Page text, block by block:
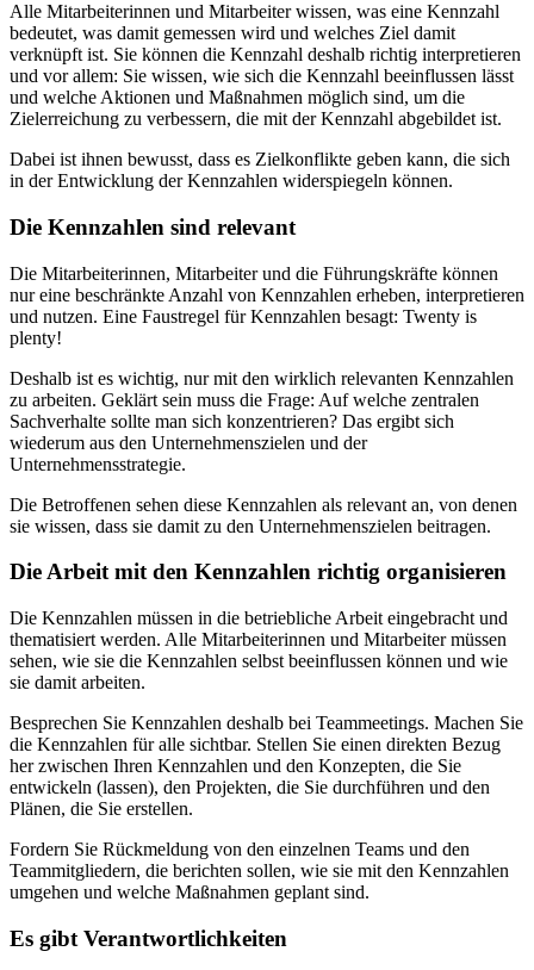
Alle Mitarbeiterinnen und Mitarbeiter wissen, was eine Kennzahl
bedeutet, was damit gemessen wird und welches Ziel damit
verknüpft ist. Sie können die Kennzahl deshalb richtig interpretieren
und vor allem: Sie wissen, wie sich die Kennzahl beeinflussen lässt
und welche Aktionen und Maßnahmen möglich sind, um die
Zielerreichung zu verbessern, die mit der Kennzahl abgebildet ist.
Dabei ist ihnen bewusst, dass es Zielkonflikte geben kann, die sich
in der Entwicklung der Kennzahlen widerspiegeln können.
Die Kennzahlen sind relevant
Die Mitarbeiterinnen, Mitarbeiter und die Führungskräfte können
nur eine beschränkte Anzahl von Kennzahlen erheben, interpretieren
und nutzen. Eine Faustregel für Kennzahlen besagt: Twenty is
plenty!
Deshalb ist es wichtig, nur mit den wirklich relevanten Kennzahlen
zu arbeiten. Geklärt sein muss die Frage: Auf welche zentralen
Sachverhalte sollte man sich konzentrieren? Das ergibt sich
wiederum aus den Unternehmenszielen und der
Unternehmensstrategie.
Die Betroffenen sehen diese Kennzahlen als relevant an, von denen
sie wissen, dass sie damit zu den Unternehmenszielen beitragen.
Die Arbeit mit den Kennzahlen richtig organisieren
Die Kennzahlen müssen in die betriebliche Arbeit eingebracht und
thematisiert werden. Alle Mitarbeiterinnen und Mitarbeiter müssen
sehen, wie sie die Kennzahlen selbst beeinflussen können und wie
sie damit arbeiten.
Besprechen Sie Kennzahlen deshalb bei Teammeetings. Machen Sie
die Kennzahlen für alle sichtbar. Stellen Sie einen direkten Bezug
her zwischen Ihren Kennzahlen und den Konzepten, die Sie
entwickeln (lassen), den Projekten, die Sie durchführen und den
Plänen, die Sie erstellen.
Fordern Sie Rückmeldung von den einzelnen Teams und den
Teammitgliedern, die berichten sollen, wie sie mit den Kennzahlen
umgehen und welche Maßnahmen geplant sind.
Es gibt Verantwortlichkeiten